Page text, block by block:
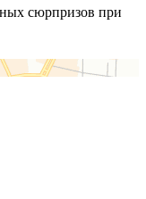
сюрпризов при